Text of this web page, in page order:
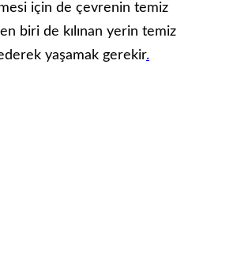
için de çevrenin temiz
biri de kılınan yerin temiz
yaşamak gerekir.